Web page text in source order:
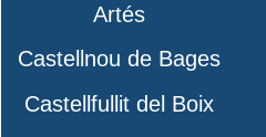
Artés
Castellnou de Bages
Castellfullit del Boix